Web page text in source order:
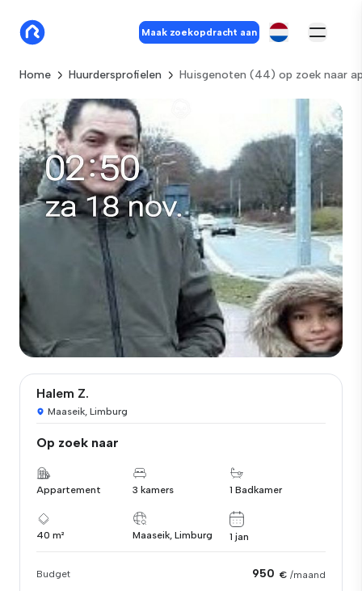
Maak zoekopdracht aan
Home Huurdersprofielen Huisgenoten (44) op zoek naar
Halem Z.
Maaseik, Limburg
Op zoek naar
Appartement 3 kamers 1 Badkamer
40 m² Maaseik, Limburg 1 jan
Budget 950 € /maand